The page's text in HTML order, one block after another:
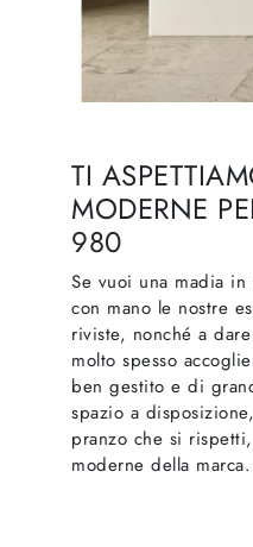
TI
MODERNE
980
Se vuoi una madia
con mano le nostre
riviste, nonché a
molto spesso
ben gestito e di
spazio a
pranzo che si
moderne della marca.